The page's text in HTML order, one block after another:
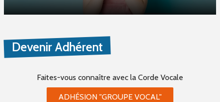
Devenir Adhérent
Faites-vous connaître avec la Corde Vocale
ADHÉSION "GROUPE VOCAL"